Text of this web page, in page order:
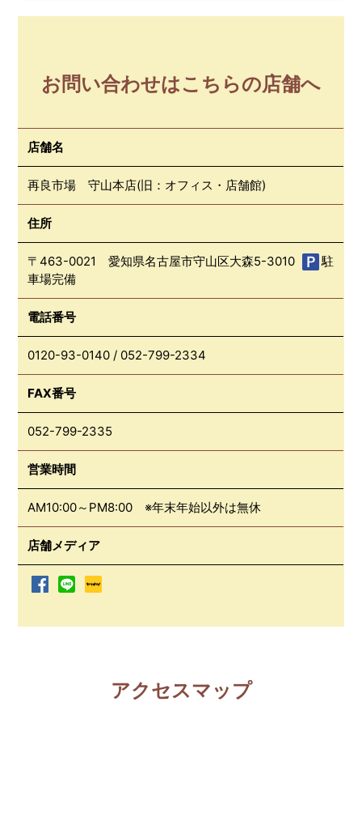
お問い合わせはこちらの店舗へ
店舗名
再良市場 守山本店(旧：オフィス・店舗館)
住所
〒463-0021 愛知県名古屋市守山区大森5-3010
駐
車場完備
電話番号
0120-93-0140 / 052-799-2334
FAX番号
052-799-2335
営業時間
AM10:00～PM8:00 ※年末年始以外は無休
店舗メディア
アクセスマップ